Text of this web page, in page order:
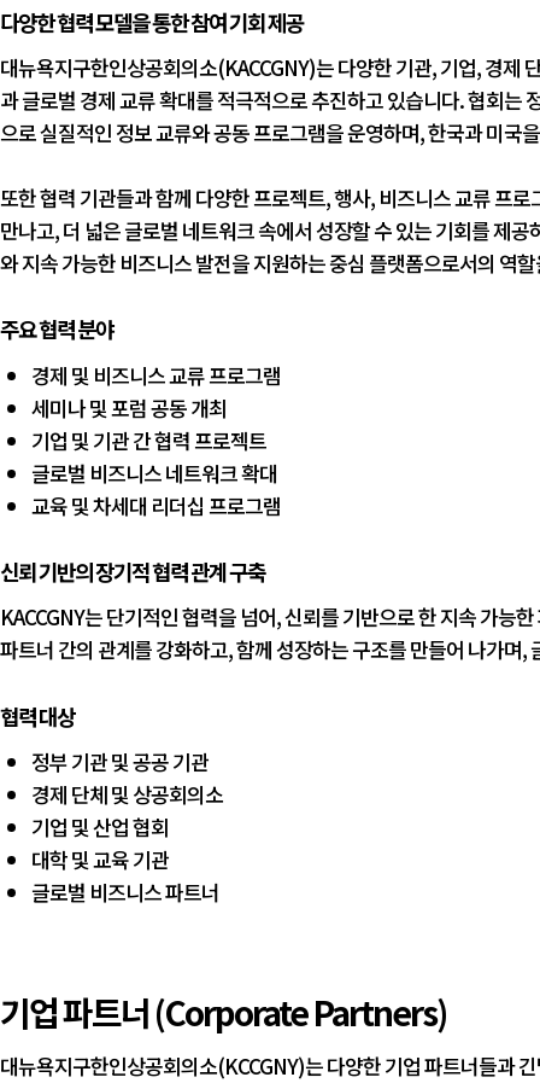
다양한 협력 모델을 통한 참여 기회 제공
대뉴욕지구한인상공회의소(KACCGNY)는 다양한 기관, 기업, 경제
과 글로벌 경제 교류 확대를 적극적으로 추진하고 있습니다. 협회는
으로 실질적인 정보 교류와 공동 프로그램을 운영하며, 한국과 미국
또한 협력 기관들과 함께 다양한 프로젝트, 행사, 비즈니스 교류 프
만나고, 더 넓은 글로벌 네트워크 속에서 성장할 수 있는 기회를 제
와 지속 가능한 비즈니스 발전을 지원하는 중심 플랫폼으로서의 역
주요 협력 분야
경제 및 비즈니스 교류 프로그램
세미나 및 포럼 공동 개최
기업 및 기관 간 협력 프로젝트
글로벌 비즈니스 네트워크 확대
교육 및 차세대 리더십 프로그램
신뢰 기반의 장기적 협력 관계 구축
KACCGNY는 단기적인 협력을 넘어, 신뢰를 기반으로 한 지속 가능
파트너 간의 관계를 강화하고, 함께 성장하는 구조를 만들어 나가며
협력 대상
정부 기관 및 공공 기관
경제 단체 및 상공회의소
기업 및 산업 협회
대학 및 교육 기관
글로벌 비즈니스 파트너
기업 파트너 (Corporate Partners)
대뉴욕지구한인상공회의소(KCCGNY)는 다양한 기업 파트너들과